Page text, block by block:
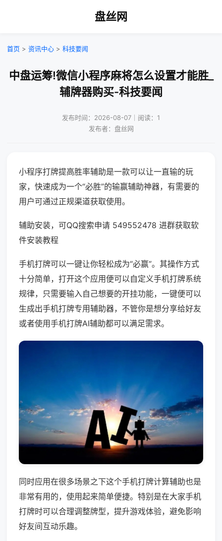
盘丝网
首页 > 资讯中心 > 科技要闻
中盘运筹!微信小程序麻将怎么设置才能胜_
辅牌器购买-科技要闻
发布时间：2026-08-07｜阅读：1
发布者：盘丝网
小程序打牌提高胜率辅助是一款可以让一直输的玩
家，快速成为一个“必胜”的输赢辅助神器，有需要的
用户可通过正规渠道获取使用。
辅助安装，可QQ搜索申请 549552478 进群获取软
件安装教程
手机打牌可以一键让你轻松成为“必赢”。其操作方式
十分简单，打开这个应用便可以自定义手机打牌系统
规律，只需要输入自己想要的开挂功能，一键便可以
生成出手机打牌专用辅助器，不管你是想分享给好友
或者使用手机打牌AI辅助都可以满足需求。
同时应用在很多场景之下这个手机打牌计算辅助也是
非常有用的，使用起来简单便捷。特别是在大家手机
打牌时可以合理调整牌型，提升游戏体验，避免影响
好友间互动乐趣。